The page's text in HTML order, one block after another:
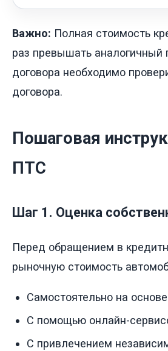
Важно: Полная стоимость
раз превышать аналогичный
договора необходимо
договора.
Пошаговая
ПТС
Шаг 1. Оценка
Перед обращением в
рыночную стоимость
Самостоятельно на
С помощью онлайн-
С привлечением